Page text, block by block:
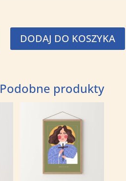
DODAJ DO KOSZYKA
Podobne produkty